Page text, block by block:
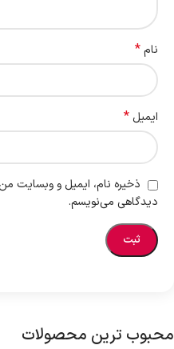
نام*
ایمیل *
ذخیره نام، ایمیل و وبسایت من
دیدگاهی می‌نویسم.
محبوب ترین محصولات